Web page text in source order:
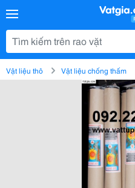
Vật liệu thô Vật liệu chống thấm